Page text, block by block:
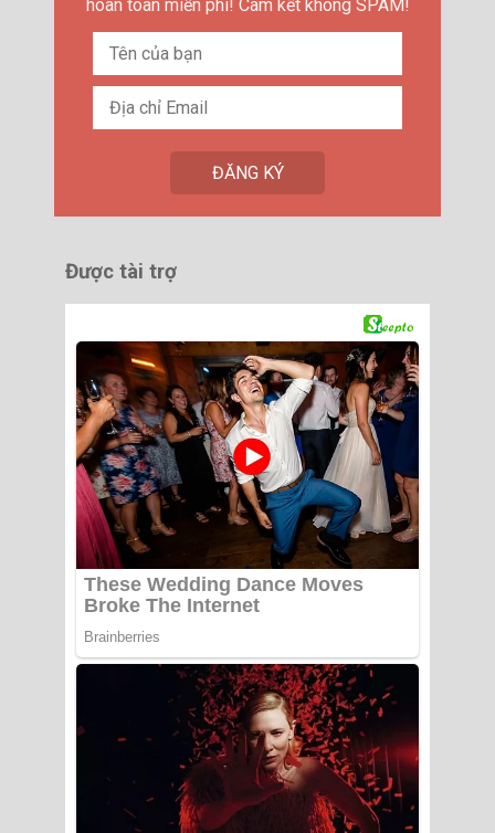
hoàn toàn miễn phí! Cam kết không SPAM!
Được tài trợ